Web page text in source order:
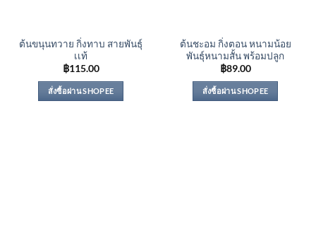
ต้นขนุนทวาย กิ่งทาบ สายพันธุ์
เเท้
฿115.00
สั่งซื้อผ่าน SHOPEE
ต้นชะอม กิ่งตอน หนามน้อย
พันธุ์หนามสั้น พร้อมปลูก
฿89.00
สั่งซื้อผ่าน SHOPEE